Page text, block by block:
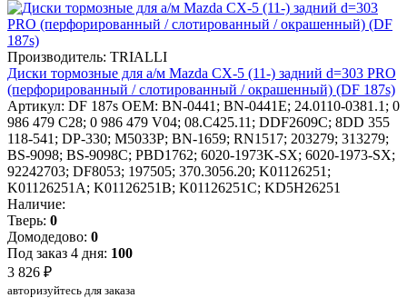
Производитель: TRIALLI
Диски тормозные для а/м Mazda CX-5 (11-) задний d=303 PRO
(перфорированный / слотированный / окрашенный) (DF 187s)
Артикул: DF 187s OEM: BN-0441; BN-0441E; 24.0110-0381.1; 0
986 479 C28; 0 986 479 V04; 08.C425.11; DDF2609C; 8DD 355
118-541; DP-330; M5033P; BN-1659; RN1517; 203279; 313279;
BS-9098; BS-9098C; PBD1762; 6020-1973K-SX; 6020-1973-SX;
92242703; DF8053; 197505; 370.3056.20; K01126251;
K01126251A; K01126251B; K01126251C; KD5H26251
Наличие:
Тверь: 0
Домодедово: 0
Под заказ 4 дня: 100
3 826 ₽
авторизуйтесь для заказа